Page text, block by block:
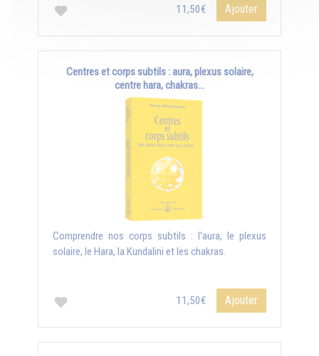
11,50€ Ajouter
Centres et corps subtils : aura, plexus solaire,
centre hara, chakras...
Comprendre nos corps subtils : l'aura, le plexus
solaire, le Hara, la Kundalini et les chakras.
11,50€ Ajouter